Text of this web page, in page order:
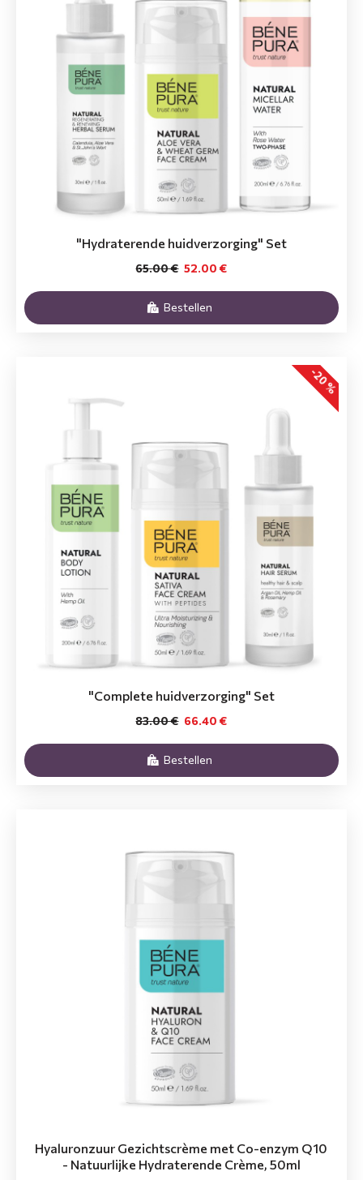
"Hydraterende huidverzorging" Set
52.00 €
65.00 €
Bestellen
-20 %
"Complete huidverzorging" Set
66.40 €
83.00 €
Bestellen
Hyaluronzuur Gezichtscrème met Co-enzym Q10
- Natuurlijke Hydraterende Crème, 50ml